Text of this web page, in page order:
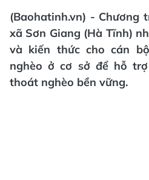
(Baohatinh.vn) - Chương
xã Sơn Giang (Hà Tĩnh)
và kiến thức cho cán
nghèo ở cơ sở để hỗ
thoát nghèo bền vững.